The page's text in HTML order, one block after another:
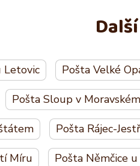
Letovic Pošta Velké
Pošta Sloup v
Pošta Rájec-
Míru Pošta Němčice u